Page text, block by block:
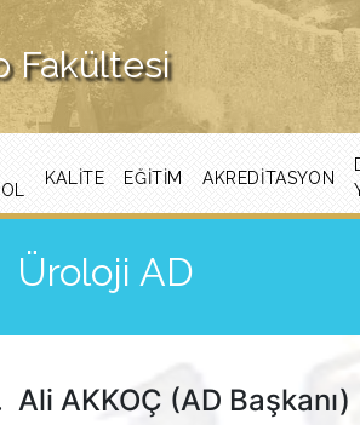
Fakültesi
KALITE EĞITIM AKREDITASYON
Üroloji AD
Ali AKKOÇ (AD Başkanı)